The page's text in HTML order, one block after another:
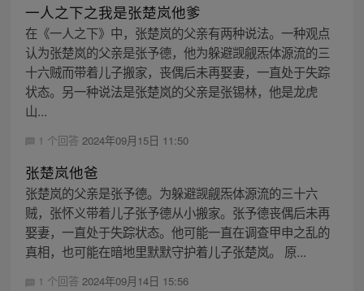
一人之下之我是张楚岚他爹
在《一人之下》中，张楚岚的父亲有两种说法。一种观点
认为张楚岚的父亲是张予德，他为躲避觊觎炁体源流的三
十六贼而带着儿子搬家，丧偶后未再娶妻，一直处于失踪
状态。另一种说法是张楚岚的父亲是张锡林，他是龙虎
山...
1 个回答 2024年09月15日 11:50
张楚岚他爸
张楚岚的父亲是张予德。为躲避觊觎炁体源流的三十六
贼，张怀义带着儿子张予德从小搬家。张予德丧偶后未再
娶妻，一直处于失踪状态。他可能一直在调查甲申之乱的
真相，也可能在暗地里默默守护着儿子张楚岚。 原...
1 个回答 2024年09月14日 15:56